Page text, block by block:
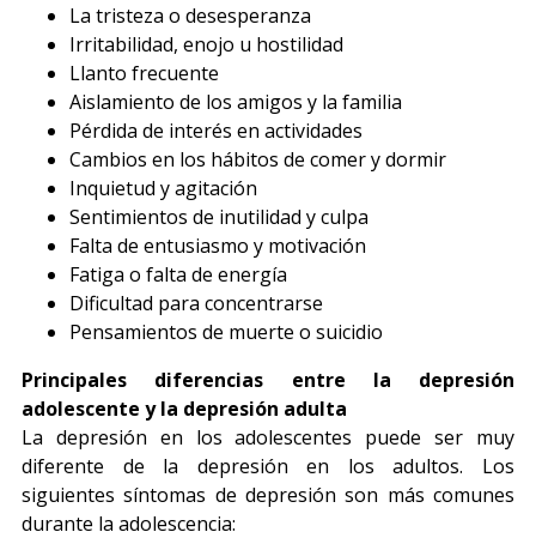
La tristeza o desesperanza
Irritabilidad, enojo u hostilidad
Llanto frecuente
Aislamiento de los amigos y la familia
Pérdida de interés en actividades
Cambios en los hábitos de comer y dormir
Inquietud y agitación
Sentimientos de inutilidad y culpa
Falta de entusiasmo y motivación
Fatiga o falta de energía
Dificultad para concentrarse
Pensamientos de muerte o suicidio
Principales diferencias entre la depresión
adolescente y la depresión adulta
La depresión en los adolescentes puede ser muy
diferente de la depresión en los adultos. Los
siguientes síntomas de depresión son más comunes
durante la adolescencia: